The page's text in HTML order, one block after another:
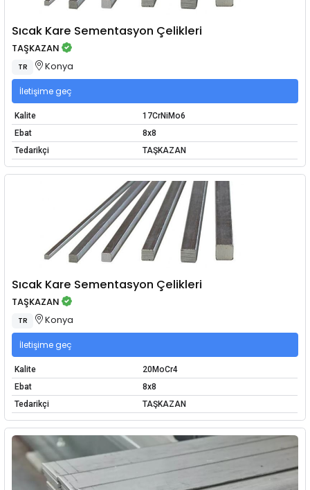
Sıcak Kare Sementasyon Çelikleri
TAŞKAZAN
TR Konya
İletişime geç
Kalite
17CrNiMo6
Ebat
8x8
Tedarikçi
TAŞKAZAN
Sıcak Kare Sementasyon Çelikleri
TAŞKAZAN
TR Konya
İletişime geç
Kalite
20MoCr4
Ebat
8x8
Tedarikçi
TAŞKAZAN